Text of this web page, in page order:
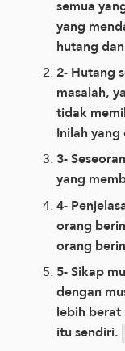
semua
yang
hutang
2- Hutang
masalah,
tidak
Inilah
3-
yang
4-
orang
orang
5- Sikap
dengan
lebih
itu sendiri.